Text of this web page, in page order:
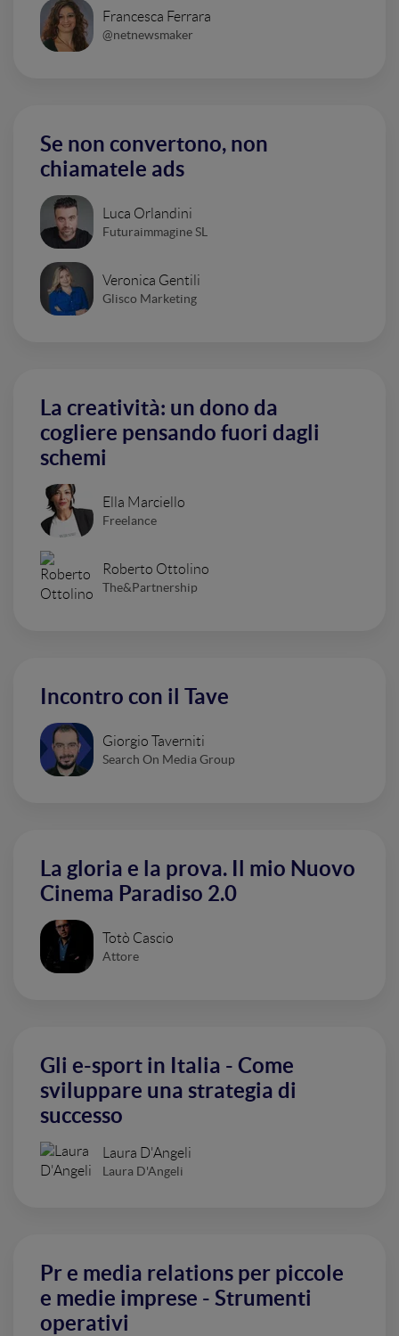
Francesca Ferrara
@netnewsmaker
Se non convertono, non
chiamatele ads
Luca Orlandini
Futuraimmagine SL
Veronica Gentili
Glisco Marketing
La creatività: un dono da
cogliere pensando fuori dagli
schemi
Ella Marciello
Freelance
Roberto Ottolino
The&Partnership
Incontro con il Tave
Giorgio Taverniti
Search On Media Group
La gloria e la prova. Il mio Nuovo
Cinema Paradiso 2.0
Totò Cascio
Attore
Gli e-sport in Italia - Come
sviluppare una strategia di
successo
Laura D'Angeli
Laura D'Angeli
Pr e media relations per piccole
e medie imprese - Strumenti
operativi